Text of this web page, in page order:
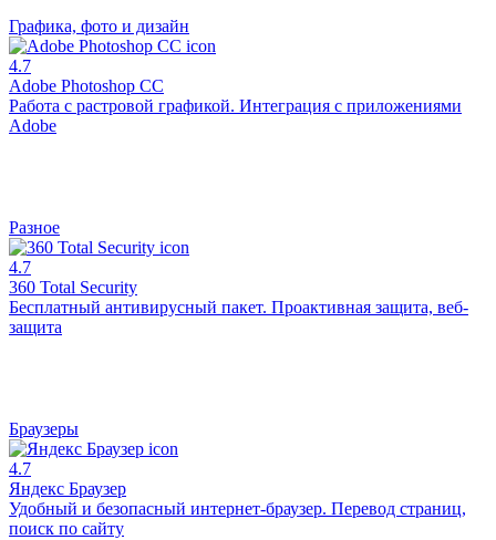
Графика, фото и дизайн
4.7
Adobe Photoshop CC
Работа с растровой графикой. Интеграция с приложениями
Adobe
Разное
4.7
360 Total Security
Бесплатный антивирусный пакет. Проактивная защита, веб-
защита
Браузеры
4.7
Яндекс Браузер
Удобный и безопасный интернет-браузер. Перевод страниц,
поиск по сайту